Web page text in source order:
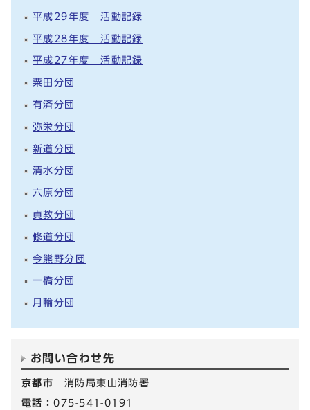
平成29年度 活動記録
平成28年度 活動記録
平成27年度 活動記録
粟田分団
有済分団
弥栄分団
新道分団
清水分団
六原分団
貞教分団
修道分団
今熊野分団
一橋分団
月輪分団
お問い合わせ先
京都市 消防局東山消防署
電話：075-541-0191